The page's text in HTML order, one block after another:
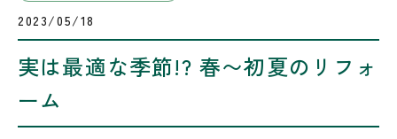
2023/05/18
実は最適な季節!? 春〜初夏のリフォ
ーム